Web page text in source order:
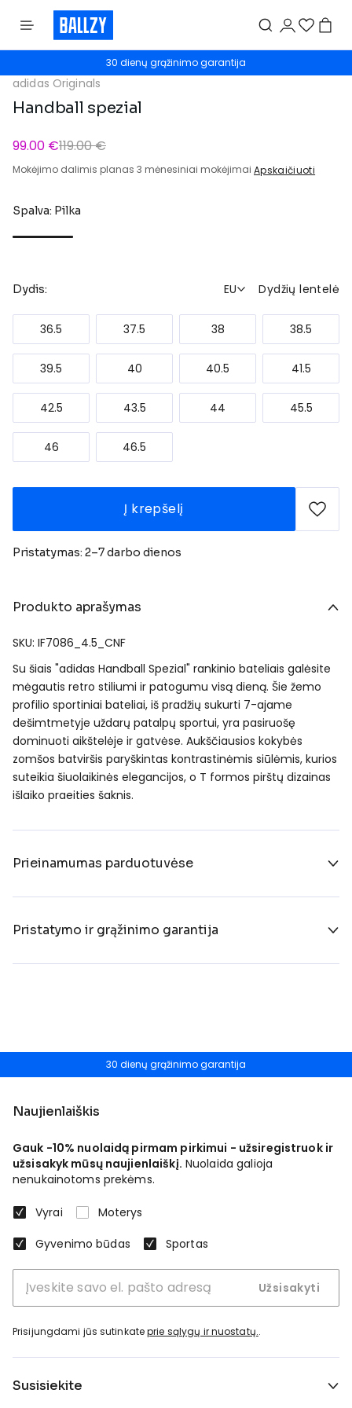
30 dienų grąžinimo garantija
adidas Originals
Handball spezial
99.00 €119.00 €
Mokėjimo dalimis planas 3 mėnesiniai mokėjimai Apskaičiuoti
Spalva: Pilka
Dydis: EU Dydžių lentelė
36.5 37.5 38 38.5
39.5 40 40.5 41.5
42.5 43.5 44 45.5
46 46.5
Į krepšelį
Pristatymas: 2–7 darbo dienos
Produkto aprašymas
SKU: IF7086_4.5_CNF
Su šiais "adidas Handball Spezial" rankinio bateliais galėsite
mėgautis retro stiliumi ir patogumu visą dieną. Šie žemo
profilio sportiniai bateliai, iš pradžių sukurti 7-ajame
dešimtmetyje uždarų patalpų sportui, yra pasiruošę
dominuoti aikštelėje ir gatvėse. Aukščiausios kokybės
zomšos batviršis paryškintas kontrastinėmis siūlėmis, kurios
suteikia šiuolaikinės elegancijos, o T formos pirštų dizainas
išlaiko praeities šaknis.
Prieinamumas parduotuvėse
Pristatymo ir grąžinimo garantija
30 dienų grąžinimo garantija
Naujienlaiškis
Gauk -10% nuolaidą pirmam pirkimui - užsiregistruok ir
užsisakyk mūsų naujienlaiškį. Nuolaida galioja
nenukainotoms prekėms.
Vyrai
Moterys
Gyvenimo būdas
Sportas
Užsisakyti
Prisijungdami jūs sutinkateprie sąlygų ir nuostatų..
Susisiekite